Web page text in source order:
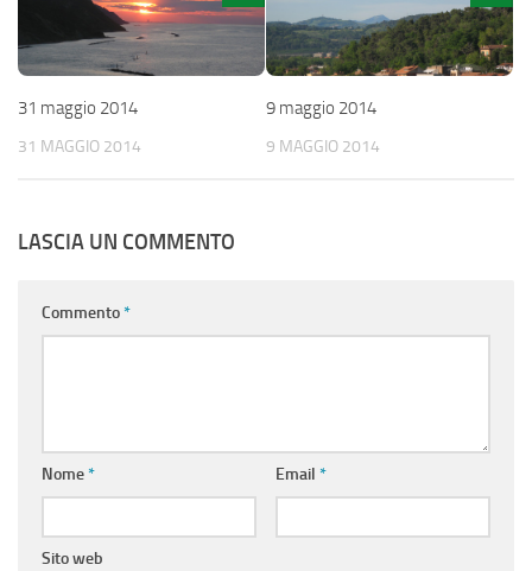
31 maggio 2014
31 MAGGIO 2014
9 maggio 2014
9 MAGGIO 2014
LASCIA UN COMMENTO
Commento*
Nome* Email *
Sito web